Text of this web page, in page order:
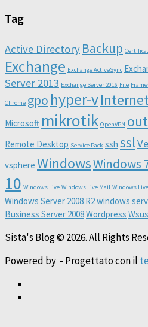
Tag
Active Directory Backup
Exchange Exchange ActiveSync
Server 2013 Exchange Server 2016 File
Chrome gpo hyper-v
Microsoft mikrotik OpenVPN
Remote Desktop Service Pack ssh ssl
vsphere WindowsWindows
10 Windows Live Windows Live Mail Windows
Windows Server 2008 R2windows
Business Server 2008Wordpress Wsus
Sista's Blog © 2026. All Rights
Powered by - Progettato con il